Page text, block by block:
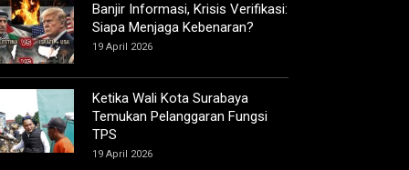
Banjir Informasi, Krisis Verifikasi:
Siapa Menjaga Kebenaran?
19 April 2026
Ketika Wali Kota Surabaya
Temukan Pelanggaran Fungsi
TPS
19 April 2026